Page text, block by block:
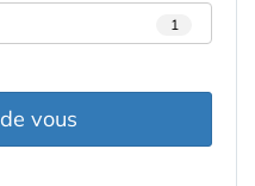
1
vous